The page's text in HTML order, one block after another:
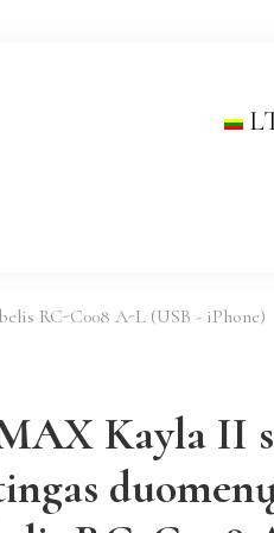
RC-C008 A-L (USB - iPhone)
Kayla II